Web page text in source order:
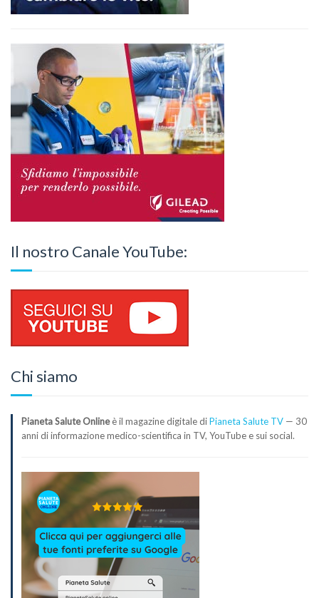
Il nostro Canale YouTube:
Chi siamo
Pianeta Salute Onlineè il magazine digitale diPianeta Salute TV — 30
anni di informazione medico-scientifica in TV, YouTube e sui social.